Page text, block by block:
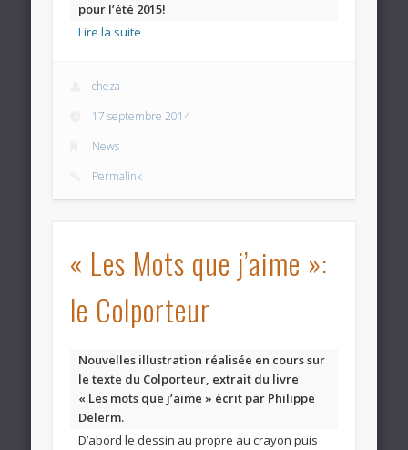
pour l’été 2015!
Lire la suite
cheza
17 septembre 2014
News
Permalink
« Les Mots que j’aime »:
le Colporteur
Nouvelles illustration réalisée en cours sur
le texte du Colporteur, extrait du livre
« Les mots que j’aime » écrit par Philippe
Delerm.
D’abord le dessin au propre au crayon puis